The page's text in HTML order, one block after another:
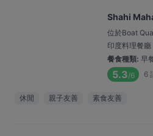
Shahi
位於Boat
印度料理餐廳
餐食種類: 早
5.3/6 6
休閒 親子友善 素食友善